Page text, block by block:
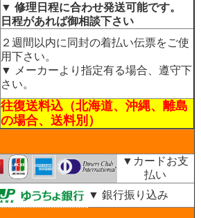
▼ 修理日程に合わせ発送可能です。
日程があれば御相談下さい
２週間以内に同封の着払い伝票をご使
用下さい。
▼ メーカーより指定有る場合、遵守下
さい。
往復送料込（北海道、沖縄、離島
の場合、送料別）
▼カードお支
払い
▼ 銀行振り込み